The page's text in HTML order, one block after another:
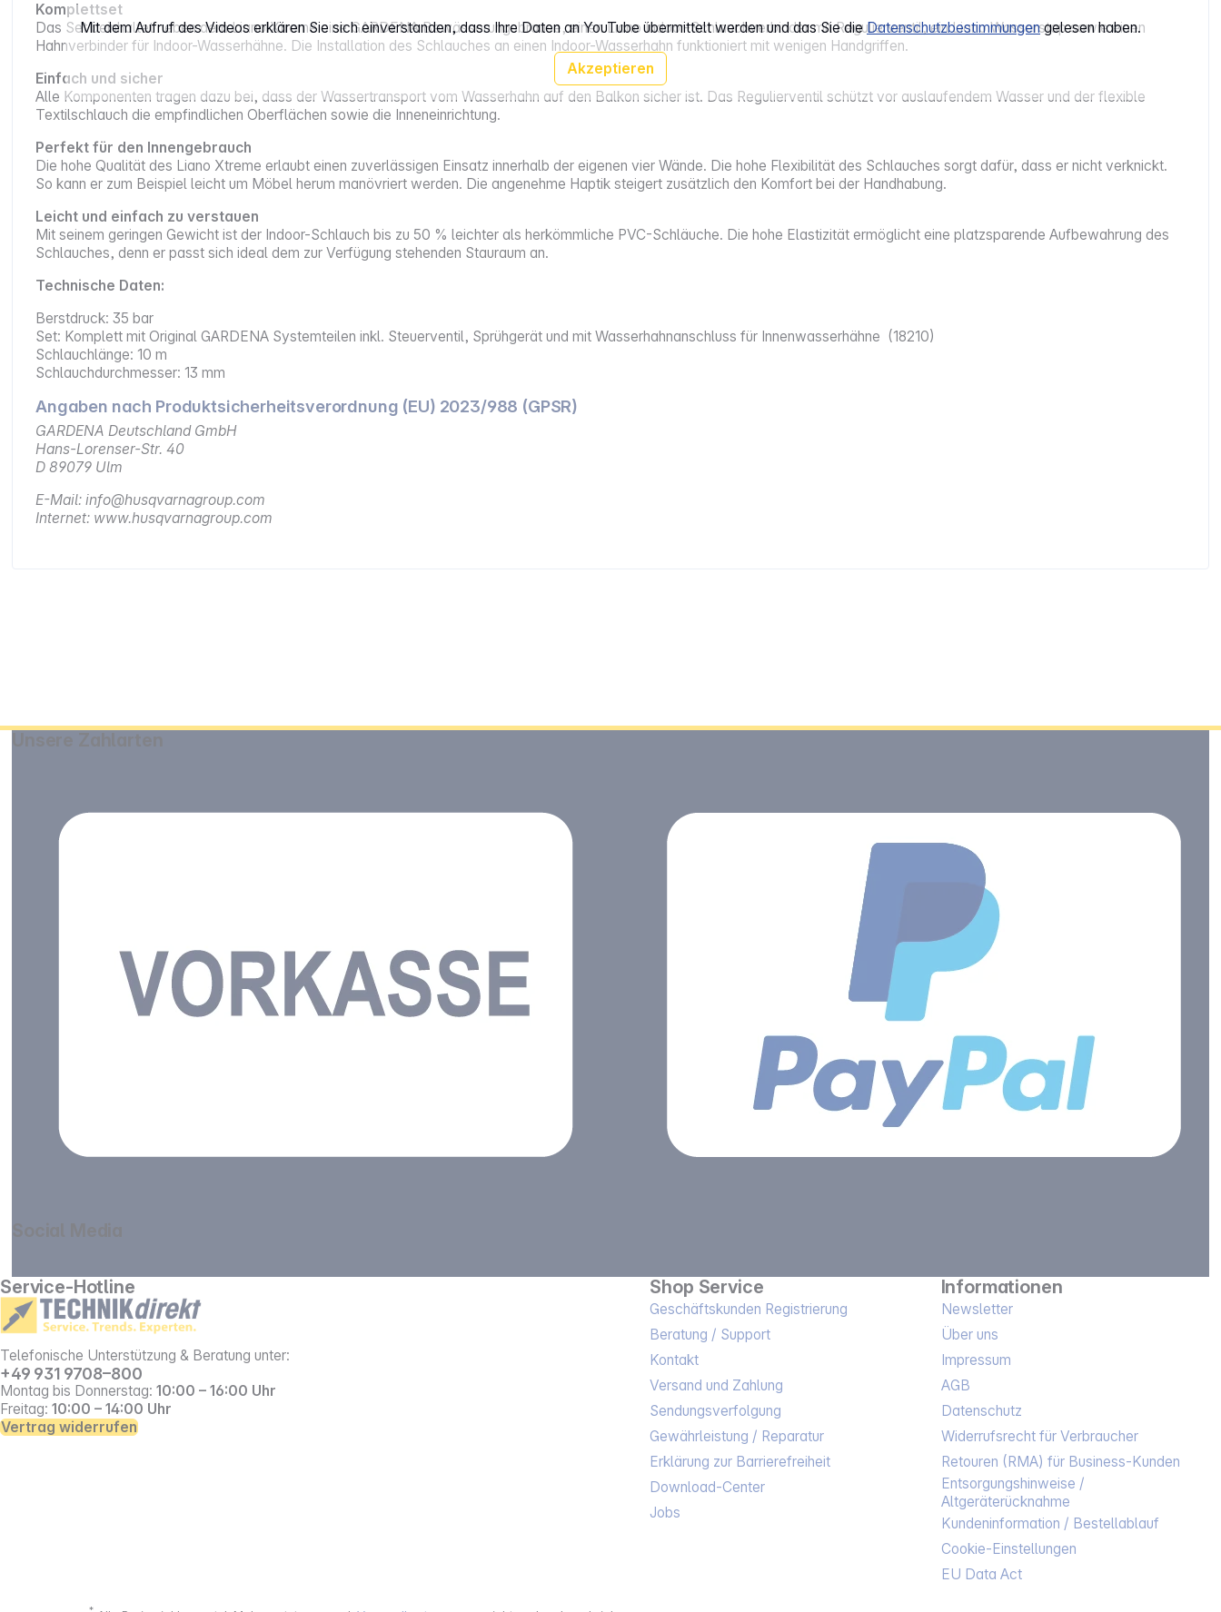
Mit dem Aufruf des Videos erklären Sie sich einverstanden, dass Ihre Daten an YouTube übermittelt werden und das Sie dieDatenschutzbestimmungengelesen haben.
Akzeptieren
Komplettset
Das Set beinhaltet neben dem Liano Xtreme eine GARDENA Bewässerungsbrause, einen Liano Indoor-Schlauchverbinder mit Regulierventil, ein Liano Wasserstop sowie einen
Hahnverbinder für Indoor-Wasserhähne. Die Installation des Schlauches an einen Indoor-Wasserhahn funktioniert mit wenigen Handgriffen.
Einfach und sicher
Alle Komponenten tragen dazu bei, dass der Wassertransport vom Wasserhahn auf den Balkon sicher ist. Das Regulierventil schützt vor auslaufendem Wasser und der flexible
Textilschlauch die empfindlichen Oberflächen sowie die Inneneinrichtung.
Perfekt für den Innengebrauch
Die hohe Qualität des Liano Xtreme erlaubt einen zuverlässigen Einsatz innerhalb der eigenen vier Wände. Die hohe Flexibilität des Schlauches sorgt dafür, dass er nicht verknickt.
So kann er zum Beispiel leicht um Möbel herum manövriert werden. Die angenehme Haptik steigert zusätzlich den Komfort bei der Handhabung.
Leicht und einfach zu verstauen
Mit seinem geringen Gewicht ist der Indoor-Schlauch bis zu 50 % leichter als herkömmliche PVC-Schläuche. Die hohe Elastizität ermöglicht eine platzsparende Aufbewahrung des
Schlauches, denn er passt sich ideal dem zur Verfügung stehenden Stauraum an.
Technische Daten:
Berstdruck: 35 bar
Set: Komplett mit Original GARDENA Systemteilen inkl. Steuerventil, Sprühgerät und mit Wasserhahnanschluss für Innenwasserhähne (18210)
Schlauchlänge: 10 m
Schlauchdurchmesser: 13 mm
Angaben nach Produktsicherheitsverordnung (EU) 2023/988 (GPSR)
GARDENA Deutschland GmbH
Hans-Lorenser-Str. 40
D 89079 Ulm
E-Mail: info@husqvarnagroup.com
Internet: www.husqvarnagroup.com
Service-Hotline
Telefonische Unterstützung & Beratung unter:
+49 931 9708–800
Montag bis Donnerstag: 10:00 – 16:00 Uhr
Freitag: 10:00 – 14:00 Uhr
Vertrag widerrufen
Shop Service
Geschäftskunden Registrierung
Beratung / Support
Kontakt
Versand und Zahlung
Sendungsverfolgung
Gewährleistung / Reparatur
Erklärung zur Barrierefreiheit
Download-Center
Jobs
Informationen
Newsletter
Über uns
Impressum
AGB
Datenschutz
Widerrufsrecht für Verbraucher
Retouren (RMA) für Business-Kunden
Entsorgungshinweise /
Altgeräterücknahme
Kundeninformation / Bestellablauf
Cookie-Einstellungen
EU Data Act